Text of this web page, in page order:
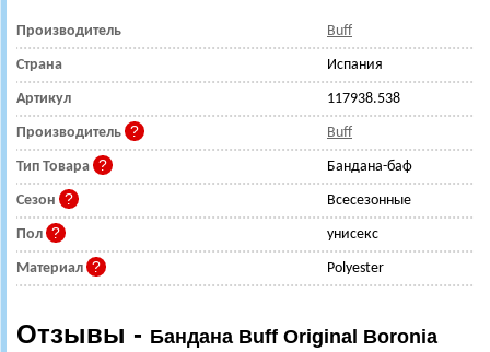
Производитель Buff
Страна Испания
Артикул 117938.538
Производитель Buff
Тип Товара Бандана-баф
Сезон Всесезонные
Пол унисекс
Материал Polyester
Отзывы - Бандана Buff Original Boronia